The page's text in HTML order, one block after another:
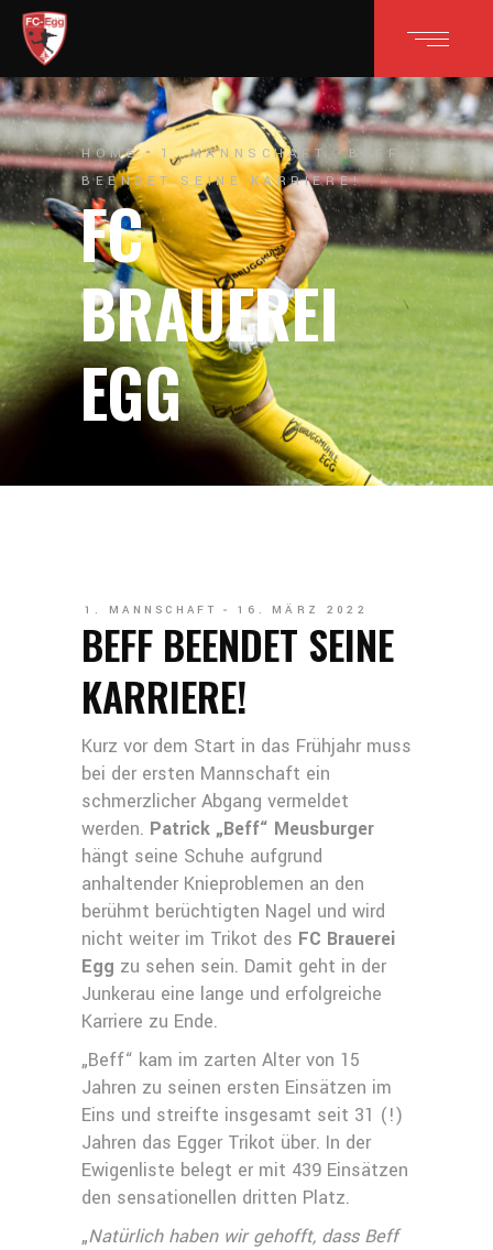
HOME 1. MANNSCHAFT
BEFF
BEENDET SEINE KARRIERE!
FC
BRAUEREI
EGG
1. MANNSCHAFT 16. MÄRZ 2022
BEFF BEENDET SEINE
KARRIERE!
Kurz vor dem Start in das Frühjahr muss
bei der ersten Mannschaft ein
schmerzlicher Abgang vermeldet
werden. Patrick „Beff“ Meusburger
hängt seine Schuhe aufgrund
anhaltender Knieproblemen an den
berühmt berüchtigten Nagel und wird
nicht weiter im Trikot des FC Brauerei
Egg zu sehen sein. Damit geht in der
Junkerau eine lange und erfolgreiche
Karriere zu Ende.
„Beff“ kam im zarten Alter von 15
Jahren zu seinen ersten Einsätzen im
Eins und streifte insgesamt seit 31 (!)
Jahren das Egger Trikot über. In der
Ewigenliste belegt er mit 439 Einsätzen
den sensationellen dritten Platz.
„Natürlich haben wir gehofft, dass Beff